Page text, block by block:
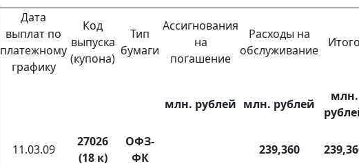
Дата
выплат по
платежному
графику
Код
выпуска
(купона)
Тип
бумаги
Ассигнования
на
погашение
Расходы на
обслуживание
Итого
млн. рублей млн. рублей
млн.
11.03.09
27026
(18 к)
ОФЗ-
ФК
239,360